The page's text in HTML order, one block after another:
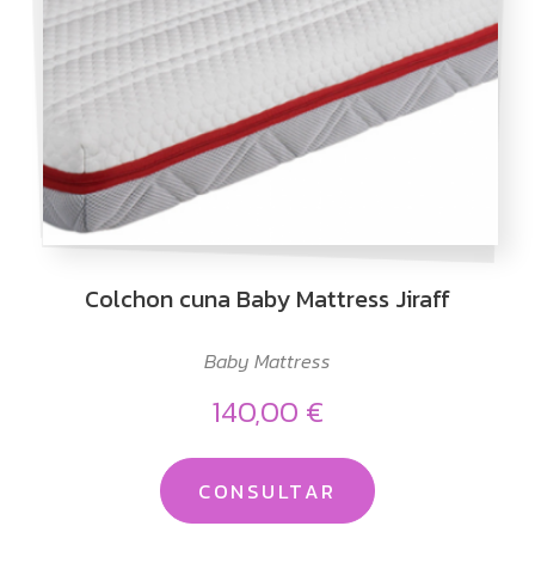
Colchon cuna Baby Mattress Jiraff
Baby Mattress
140,00 €
CONSULTAR